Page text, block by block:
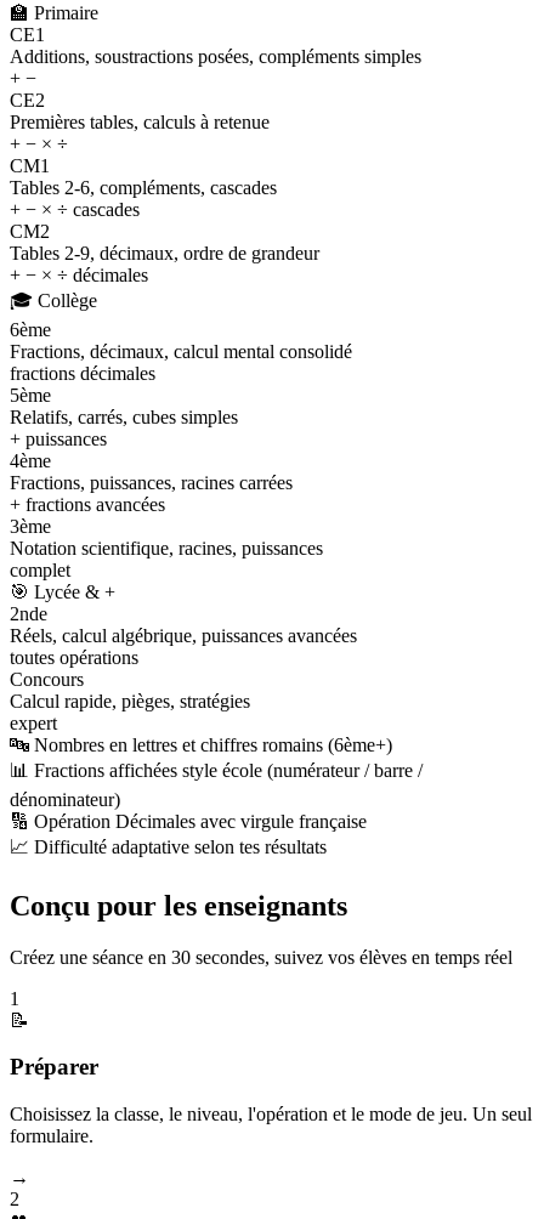
🏫 Primaire
CE1
Additions, soustractions posées, compléments simples
+ −
CE2
Premières tables, calculs à retenue
+ − × ÷
CM1
Tables 2-6, compléments, cascades
+ − × ÷ cascades
CM2
Tables 2-9, décimaux, ordre de grandeur
+ − × ÷ décimales
🎓 Collège
6ème
Fractions, décimaux, calcul mental consolidé
fractions décimales
5ème
Relatifs, carrés, cubes simples
+ puissances
4ème
Fractions, puissances, racines carrées
+ fractions avancées
3ème
Notation scientifique, racines, puissances
complet
🎯 Lycée & +
2nde
Réels, calcul algébrique, puissances avancées
toutes opérations
Concours
Calcul rapide, pièges, stratégies
expert
🔤 Nombres en lettres et chiffres romains (6ème+)
📊 Fractions affichées style école (numérateur / barre /
dénominateur)
🔢 Opération Décimales avec virgule française
📈 Difficulté adaptative selon tes résultats
Conçu pour les enseignants
Créez une séance en 30 secondes, suivez vos élèves en temps réel
1
📝
Préparer
Choisissez la classe, le niveau, l'opération et le mode de jeu. Un seul
formulaire.
→
2